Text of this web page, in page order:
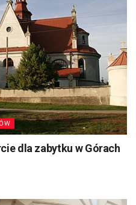
dla zabytku w Górach